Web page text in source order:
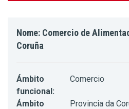
Nome: Comercio de
Coruña
Ámbito
funcional:
Comercio
Ámbito
Provincia da